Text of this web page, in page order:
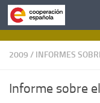
Saltar al contenido
2009 / INFORMES
Informe sobre